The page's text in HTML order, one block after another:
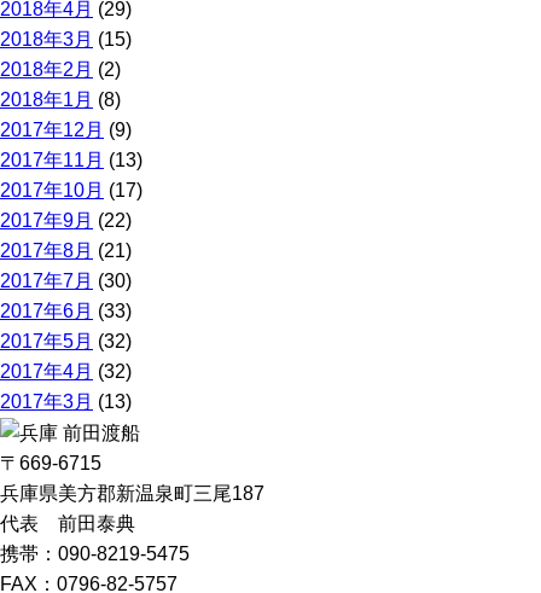
2018年4月 (29)
2018年3月 (15)
2018年2月 (2)
2018年1月 (8)
2017年12月 (9)
2017年11月 (13)
2017年10月 (17)
2017年9月 (22)
2017年8月 (21)
2017年7月 (30)
2017年6月 (33)
2017年5月 (32)
2017年4月 (32)
2017年3月 (13)
〒669-6715
兵庫県美方郡新温泉町三尾187
代表 前田泰典
携帯：090-8219-5475
FAX：0796-82-5757